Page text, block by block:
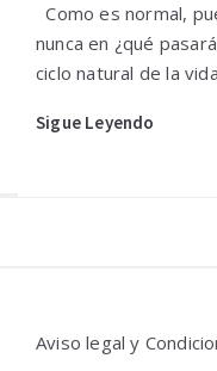
Como es normal,
nunca en ¿qué
ciclo natural de la
Sigue Leyendo
Aviso legal y